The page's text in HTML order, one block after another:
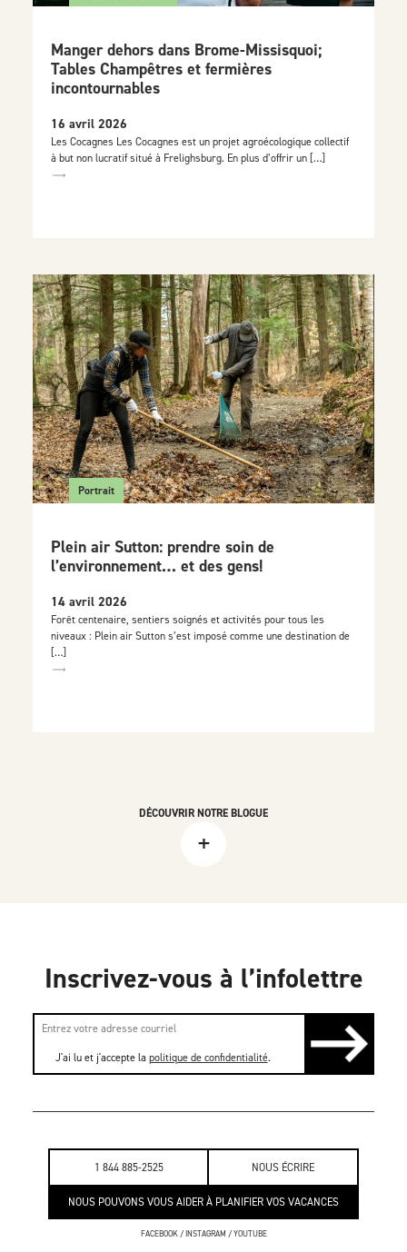
1 844 885-2525 NOUS ÉCRIRE
NOUS POUVONS VOUS AIDER À PLANIFIER VOS VACANCES
FACEBOOK/INSTAGRAM /YOUTUBE
Manger dehors dans Brome-Missisquoi;
Tables Champêtres et fermières
incontournables
16 avril 2026
Les Cocagnes Les Cocagnes est un projet agroécologique collectif
à but non lucratif situé à Frelighsburg. En plus d’offrir un […]
Portrait
Plein air Sutton: prendre soin de
l’environnement… et des gens!
14 avril 2026
Forêt centenaire, sentiers soignés et activités pour tous les
niveaux : Plein air Sutton s’est imposé comme une destination de
[…]
DÉCOUVRIR NOTRE BLOGUE
+
Inscrivez-vous à l’infolettre
J'ai lu et j'accepte la politique de confidentialité.